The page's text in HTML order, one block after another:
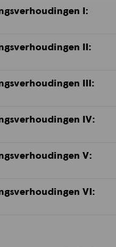
I:
II:
III:
IV:
V:
VI: